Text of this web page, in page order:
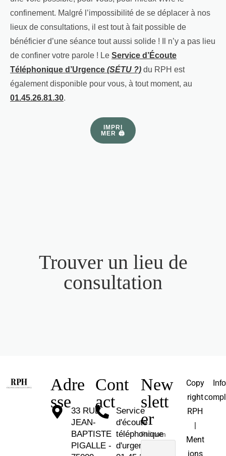
confinement. Malgré l’impossibilité de se déplacer à nos
lieux de consultations, il est tout à fait possible de
bénéficier d’une séance tout aussi solide ! Il n’y a pas lieu
de confiner votre parole ! Le Service d’Écoute
Téléphonique d’Urgence (SÉTU ?) du RPH est
également disponible pour vous, à tout moment, au
01.45.26.81.30.
IMPRI
MER 🖨
Trouver un lieu de
consultation
Adre
sse33 RUE
JEAN-
BAPTISTE
PIGALLE -
Cont
actService
d'écoute
téléphonique
d'urgence :
New
slett
er
Prénom
Copy
right
RPH
|
Ment
ions